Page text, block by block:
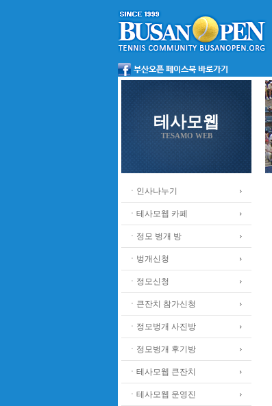
테사모웹
TESAMO WEB
ㆍ인사나누기
ㆍ테사모웹 카페
ㆍ정모 벙개 방
ㆍ벙개신청
ㆍ정모신청
ㆍ큰잔치 참가신청
ㆍ정모벙개 사진방
ㆍ정모벙개 후기방
ㆍ테사모웹 큰잔치
ㆍ테사모웹 운영진